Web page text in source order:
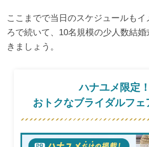
ここまでで当日のスケジュールもイ
ろで続いて、10名規模の少人数結
きましょう。
ハナユメ限定！
おトクなブライダルフ